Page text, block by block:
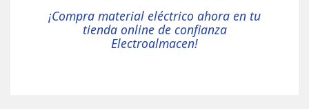
¡Compra material eléctrico ahora en tu
tienda online de confianza
Electroalmacen!